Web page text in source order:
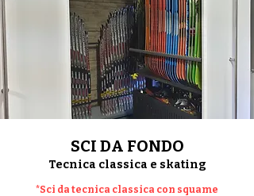
SCI DA FONDO
Tecnica classica e skating
*Sci da tecnica classica con squame